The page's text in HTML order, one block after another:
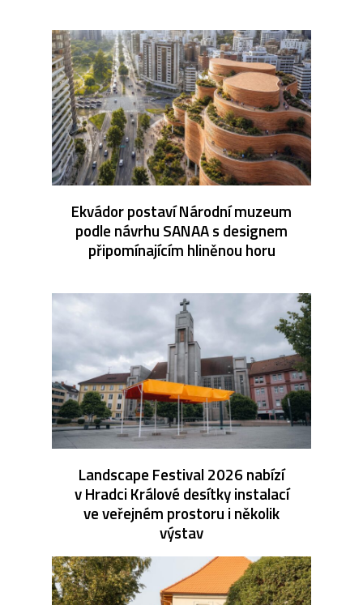
Ekvádor postaví Národní muzeum
podle návrhu SANAA s designem
připomínajícím hliněnou horu
Landscape Festival 2026 nabízí
v Hradci Králové desítky instalací
ve veřejném prostoru i několik
výstav